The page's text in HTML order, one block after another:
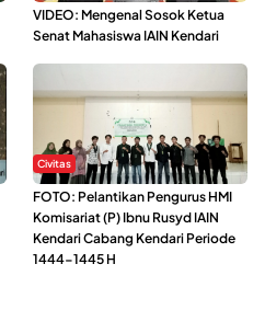
VIDEO: Mengenal Sosok Ketua
Senat Mahasiswa IAIN Kendari
Civitas
FOTO: Pelantikan Pengurus HMI
Komisariat (P) Ibnu Rusyd IAIN
Kendari Cabang Kendari Periode
1444-1445 H